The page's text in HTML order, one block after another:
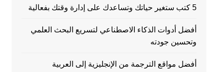
5 كتب ستغير حياتك وتساعدك على إدارة وقتك بفعالية
أفضل أدوات الذكاء الاصطناعي لتسريع البحث العلمي
وتحسين جودته
أفضل مواقع الترجمة من الإنجليزية إلى العربية